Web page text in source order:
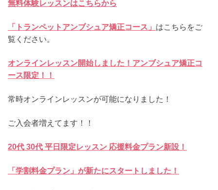
無料体験レッスンはこちらから
「トランペットアンブシュア矯正コース」 はこちらをご
覧ください。
オンラインレッスン開始しました！アンブシュア矯正コ
ース限定！！
常時オンラインレッスンが可能になりました！
ご入会者増えてます！！
20代 30代 平日限定レッスン 応援料金プラン新設！
「学割料金プラン」が新たにスタートしました！